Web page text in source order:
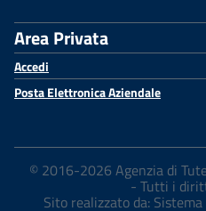
Area Privata
Accedi
Posta Elettronica Aziendale
© 2016-2026 Agenzia di
- Tutti i
Sito realizzato da: